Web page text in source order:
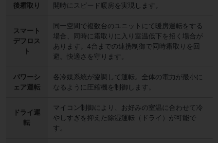
後霜取り
開時にスピード暖房を実現します。
スマート
デフロス
ト
同一空間で複数台のユニットにて暖房運転をする
場合、同時に霜取りに入り室温低下を招く場合が
あります。4台までの連携制御で同時霜取りを回
避。快適さを守ります。
パワーシ
ェア運転
各冷媒系統が協調して運転。全体の電力が最小に
なるように圧縮機を制御します。
ドライ運
転
マイコン制御により、お好みの室温に合わせて冷
やしすぎを抑えた除湿運転（ドライ）が可能で
す。